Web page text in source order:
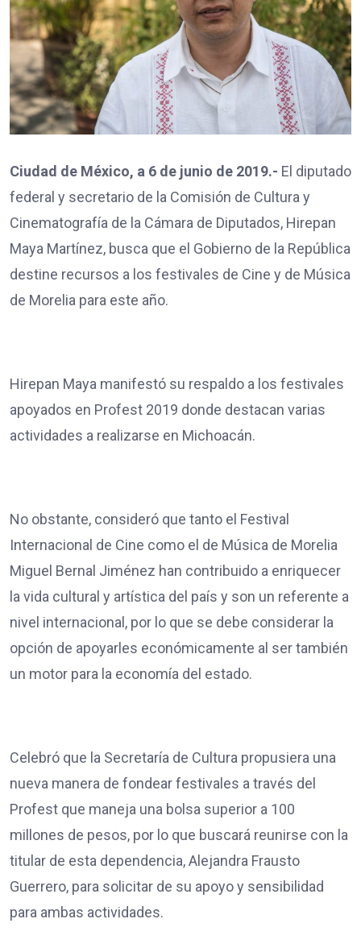
Ciudad de México, a 6 de junio de 2019.- El diputado
federal y secretario de la Comisión de Cultura y
Cinematografía de la Cámara de Diputados, Hirepan
Maya Martínez, busca que el Gobierno de la República
destine recursos a los festivales de Cine y de Música
de Morelia para este año.
Hirepan Maya manifestó su respaldo a los festivales
apoyados en Profest 2019 donde destacan varias
actividades a realizarse en Michoacán.
No obstante, consideró que tanto el Festival
Internacional de Cine como el de Música de Morelia
Miguel Bernal Jiménez han contribuido a enriquecer
la vida cultural y artística del país y son un referente a
nivel internacional, por lo que se debe considerar la
opción de apoyarles económicamente al ser también
un motor para la economía del estado.
Celebró que la Secretaría de Cultura propusiera una
nueva manera de fondear festivales a través del
Profest que maneja una bolsa superior a 100
millones de pesos, por lo que buscará reunirse con la
titular de esta dependencia, Alejandra Frausto
Guerrero, para solicitar de su apoyo y sensibilidad
para ambas actividades.